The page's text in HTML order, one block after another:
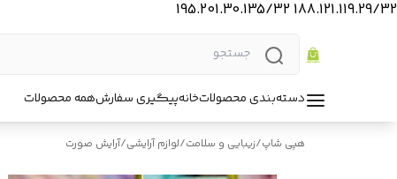
188.121.119.29/32 195.201.30.135/32
دسته‌بندی محصولاتخانهپیگیری سفارشهمه محصولات
هپی شاپ/زیبایی و سلامت/لوازم آرایشی/آرایش صورت